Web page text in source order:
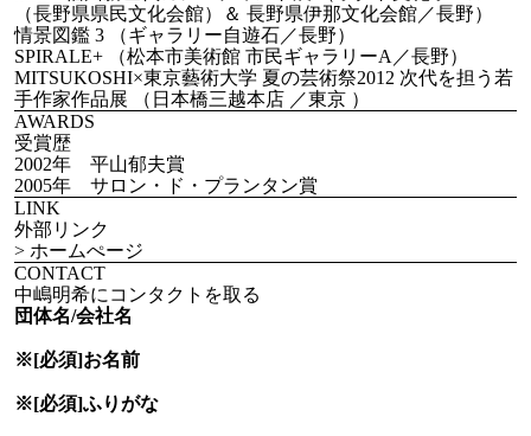
（長野県県民文化会館）＆ 長野県伊那文化会館／長野）
情景図鑑 3 （ギャラリー自遊石／長野）
SPIRALE+ （松本市美術館 市民ギャラリーA／長野）
MITSUKOSHI×東京藝術大学 夏の芸術祭2012 次代を担う若
手作家作品展 （日本橋三越本店 ／東京 ）
AWARDS
受賞歴
2002年 平山郁夫賞
2005年 サロン・ド・プランタン賞
LINK
外部リンク
> ホームぺージ
CONTACT
中嶋明希にコンタクトを取る
団体名/会社名
※[必須]お名前
※[必須]ふりがな